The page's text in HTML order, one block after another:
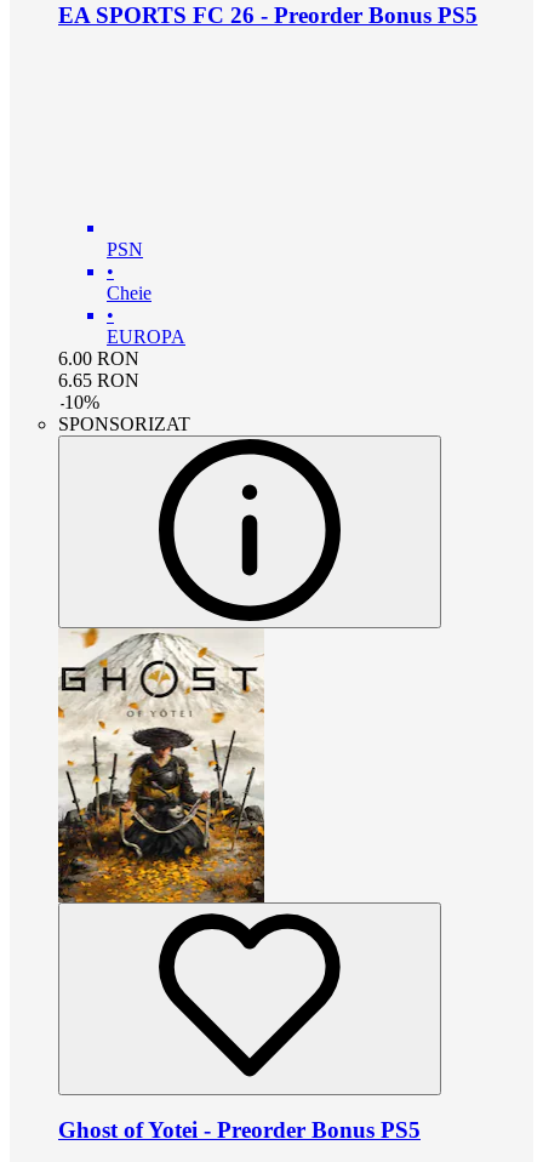
EA SPORTS FC 26 - Preorder Bonus PS5
PSN
•
Cheie
•
EUROPA
6.00 RON
6.65 RON
-10%
SPONSORIZAT
Ghost of Yotei - Preorder Bonus PS5